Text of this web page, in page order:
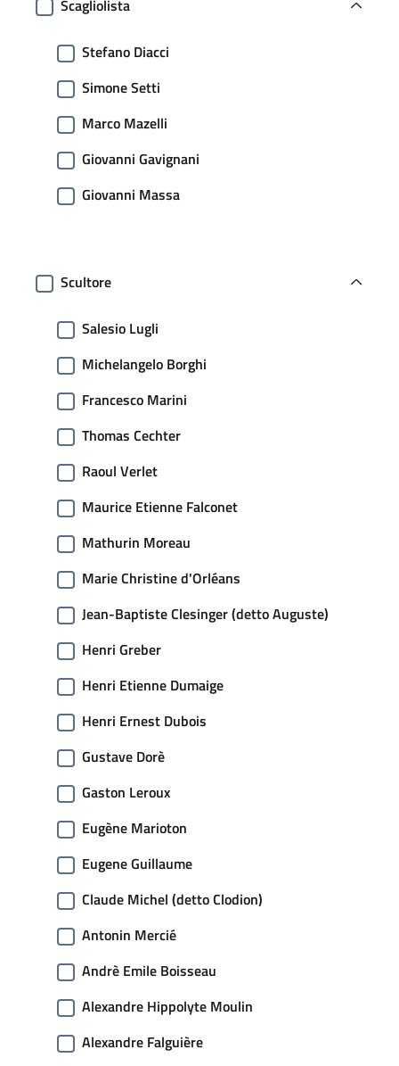
Scagliolista
Stefano Diacci
Simone Setti
Marco Mazelli
Giovanni Gavignani
Giovanni Massa
Scultore
Salesio Lugli
Michelangelo Borghi
Francesco Marini
Thomas Cechter
Raoul Verlet
Maurice Etienne Falconet
Mathurin Moreau
Marie Christine d'Orléans
Jean-Baptiste Clesinger (detto Auguste)
Henri Greber
Henri Etienne Dumaige
Henri Ernest Dubois
Gustave Dorè
Gaston Leroux
Eugène Marioton
Eugene Guillaume
Claude Michel (detto Clodion)
Antonin Mercié
Andrè Emile Boisseau
Alexandre Hippolyte Moulin
Alexandre Falguière